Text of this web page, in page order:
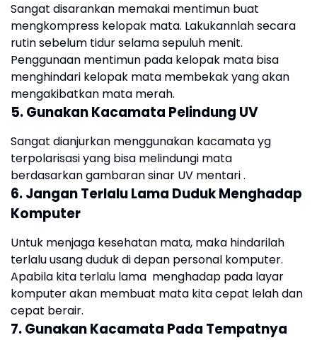
Sangat disarankan memakai mentimun buat
mengkompress kelopak mata. Lakukannlah secara
rutin sebelum tidur selama sepuluh menit.
Penggunaan mentimun pada kelopak mata bisa
menghindari kelopak mata membekak yang akan
mengakibatkan mata merah.
5. Gunakan Kacamata Pelindung UV
Sangat dianjurkan menggunakan kacamata yg
terpolarisasi yang bisa melindungi mata
berdasarkan gambaran sinar UV mentari .
6. Jangan Terlalu Lama Duduk Menghadap
Komputer
Untuk menjaga kesehatan mata, maka hindarilah
terlalu usang duduk di depan personal komputer.
Apabila kita terlalu lama menghadap pada layar
komputer akan membuat mata kita cepat lelah dan
cepat berair.
7. Gunakan Kacamata Pada Tempatnya